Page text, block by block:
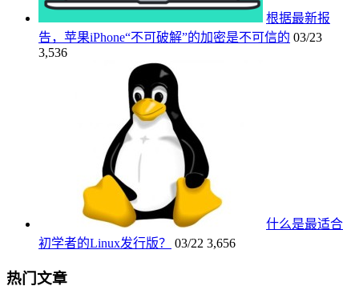
根据最新报
告，苹果iPhone“不可破解”的加密是不可信的 03/23
3,536
什么是最适合
初学者的Linux发行版？
03/22 3,656
热门文章